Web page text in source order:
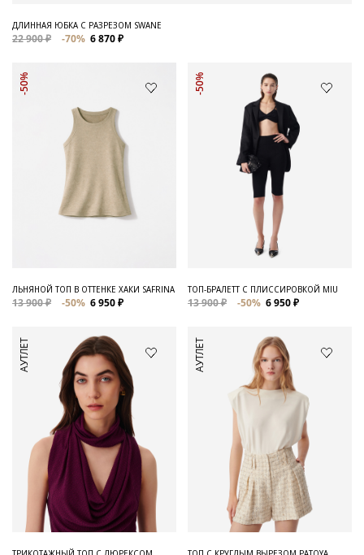
ДЛИННАЯ ЮБКА С РАЗРЕЗОМ SWANE
22 900 ₽ -70% 6 870 ₽
-50%
ЛЬНЯНОЙ ТОП В ОТТЕНКЕ ХАКИ SAFRINA
13 900 ₽ -50% 6 950 ₽
-50%
ТОП-БРАЛЕТТ С ПЛИССИРОВКОЙ MIU
13 900 ₽ -50% 6 950 ₽
АУТЛЕТ АУТЛЕТ